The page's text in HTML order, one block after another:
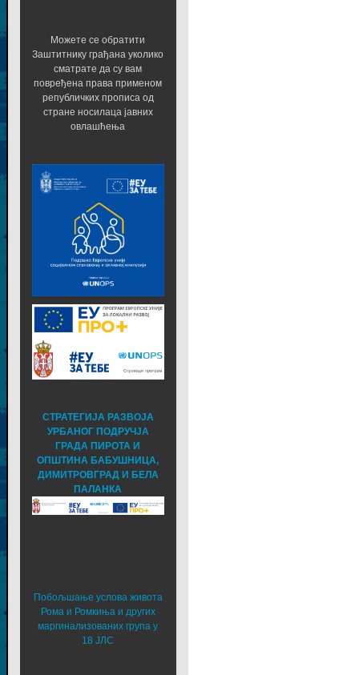
Можете се обратити
Заштитнику грађана уколико
сматрате да су вам
повређена права применом
републичких прописа од
стране носилаца јавних
овлашћења
СТРАТЕГИЈА РАЗВОЈА
УРБАНОГ ПОДРУЧЈА
ГРАДА ПИРОТА И
ОПШТИНА БАБУШНИЦА,
ДИМИТРОВГРАД И БЕЛА
ПАЛАНКА
Побољшање услова живота
Рома и Ромкиња и других
маргинализованих група у
18 ЈЛС